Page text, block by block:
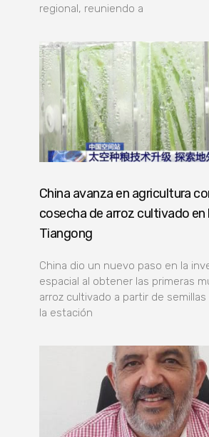
regional, reuniendo a
China avanza en agricultura
cosecha de arroz cultivado en
Tiangong
China dio un nuevo paso en la
espacial al obtener las primeras
arroz cultivado a partir de semillas
la estación